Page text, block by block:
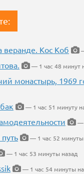
веранде. Кос Коб
— 1 час 48 минут
монастырь, 1969
— 1 час 51 минуту
—
— 1 час 52 минуты
— 1 час 53 минуты назад
— 1 час 54 минуты